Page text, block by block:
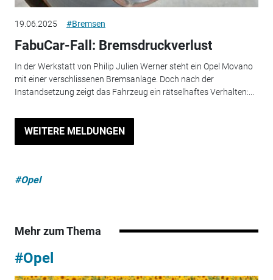
19.06.2025 #Bremsen
FabuCar-Fall: Bremsdruckverlust
In der Werkstatt von Philip Julien Werner steht ein Opel Movano
mit einer verschlissenen Bremsanlage. Doch nach der
Instandsetzung zeigt das Fahrzeug ein rätselhaftes Verhalten:...
WEITERE MELDUNGEN
#Opel
Mehr zum Thema
#Opel